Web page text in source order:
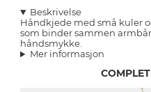
Beskrivelse
Håndkjede med små kuler
som binder sammen
håndsmykke.
Mer informasjon